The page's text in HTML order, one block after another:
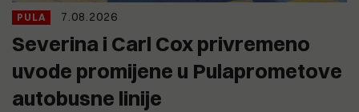
PULA 7.08.2026
Severina i Carl Cox privremeno
uvode promijene u Pulaprometove
autobusne linije